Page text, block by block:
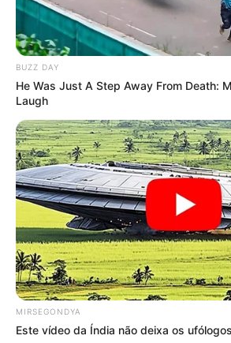
JASB - Jornal dos Agentes de Saúde do
SINCOSAM.
Envie informações de sua categoria, em
JASB por e-mail: agentesdesaude(sem
meio dos formulários de conato da página.
Receba notícias
Clique na opção preferida:
BUZZ DAY
He Was Just A Step Away From Death:
Laugh
MIRSEGONDYA
Este vídeo da Índia não deixa os